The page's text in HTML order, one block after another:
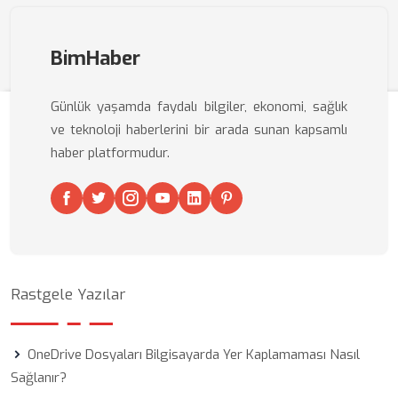
BimHaber
Günlük yaşamda faydalı bilgiler, ekonomi, sağlık
ve teknoloji haberlerini bir arada sunan kapsamlı
haber platformudur.
Rastgele Yazılar
OneDrive Dosyaları Bilgisayarda Yer Kaplamaması Nasıl
Sağlanır?